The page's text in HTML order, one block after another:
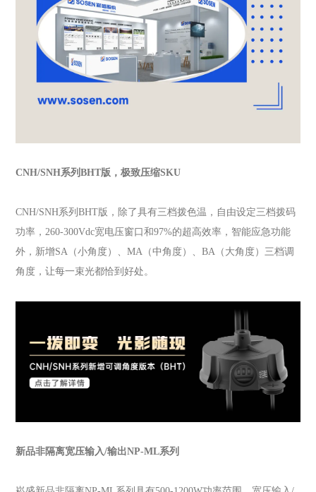
CNH/SNH系列BHT版，极致压缩SKU
CNH/SNH系列BHT版，除了具有三档拨色温，自由设定三档拨码
功率，260-300Vdc宽电压窗口和97%的超高效率，智能应急功能
外，新增SA（小角度）、MA（中角度）、BA（大角度）三档调
角度，让每一束光都恰到好处。
新品非隔离宽压输入/输出NP-ML系列